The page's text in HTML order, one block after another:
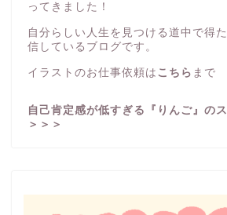
ってきました！
自分らしい人生を見つける道中で得
信しているブログです。
イラストのお仕事依頼は こちら まで
自己肯定感が低すぎる『りんご』の
＞＞＞